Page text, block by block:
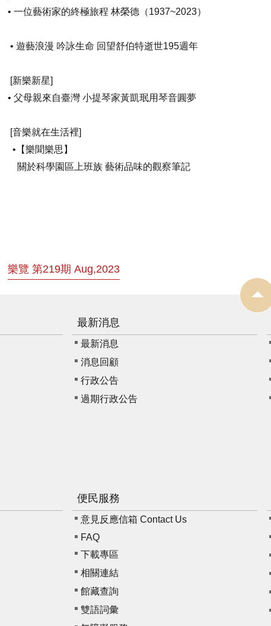
• 一位藝術家的終極旅程 林榮德（1937~2023）
• 遊藝浪漫 吟詠生命 回望舒伯特逝世195週年
[新樂新星]
• 父母親來自臺灣 小提琴家黃凱珉用琴音圓夢
[音樂就在生活裡]
• 【樂聞樂思】
關於科學園區上班族 藝術品味的觀察筆記
樂覽 第219期 Aug,2023
最新消息
最新消息
消息回顧
行政公告
過期行政公告
便民服務
意見反應信箱 Contact Us
FAQ
下載專區
相關連結
館藏查詢
雙語詞彙